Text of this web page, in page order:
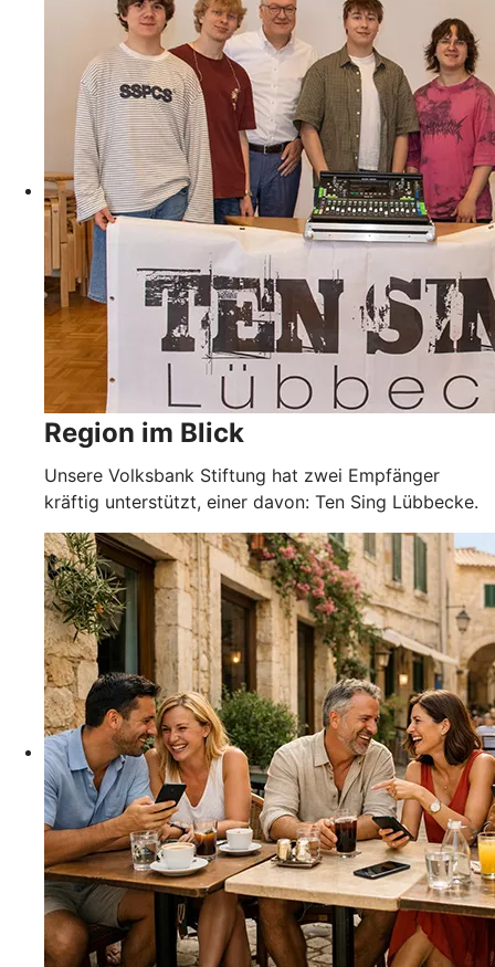
Region im Blick
Unsere Volksbank Stiftung hat zwei Empfänger
kräftig unterstützt, einer davon: Ten Sing Lübbecke.